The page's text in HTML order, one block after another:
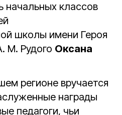
начальных классов
школы имени Героя
М. Рудого Оксана
регионе вручается
награды
педагоги, чьи